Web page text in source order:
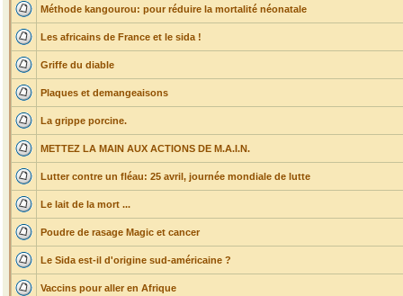
Méthode kangourou: pour réduire la mortalité néonatale
Les africains de France et le sida !
Griffe du diable
Plaques et demangeaisons
La grippe porcine.
METTEZ LA MAIN AUX ACTIONS DE M.A.I.N.
Lutter contre un fléau: 25 avril, journée mondiale de lutte
Le lait de la mort ...
Poudre de rasage Magic et cancer
Le Sida est-il d'origine sud-américaine ?
Vaccins pour aller en Afrique